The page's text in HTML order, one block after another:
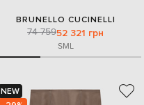
BRUNELLO CUCINELLI
74 75952 321 грн
SML
NEW